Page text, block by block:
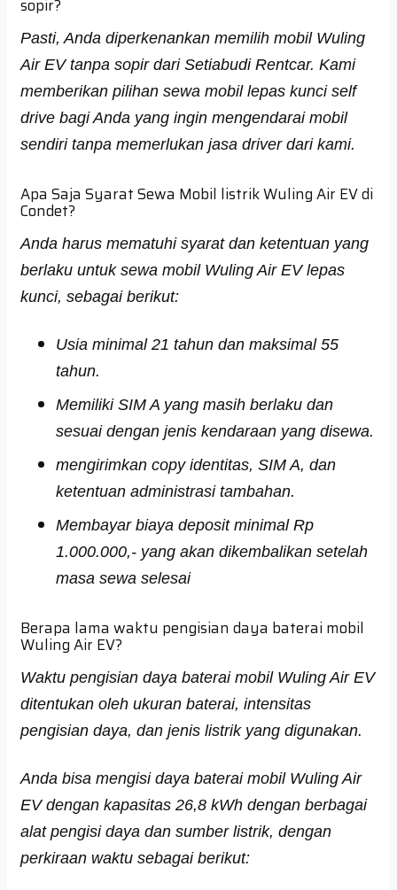
sopir?
Pasti, Anda diperkenankan memilih mobil Wuling
Air EV tanpa sopir dari Setiabudi Rentcar. Kami
memberikan pilihan sewa mobil lepas kunci self
drive bagi Anda yang ingin mengendarai mobil
sendiri tanpa memerlukan jasa driver dari kami.
Apa Saja Syarat Sewa Mobil listrik Wuling Air EV di
Condet?
Anda harus mematuhi syarat dan ketentuan yang
berlaku untuk sewa mobil Wuling Air EV lepas
kunci, sebagai berikut:
Usia minimal 21 tahun dan maksimal 55
tahun.
Memiliki SIM A yang masih berlaku dan
sesuai dengan jenis kendaraan yang disewa.
mengirimkan copy identitas, SIM A, dan
ketentuan administrasi tambahan.
Membayar biaya deposit minimal Rp
1.000.000,- yang akan dikembalikan setelah
masa sewa selesai
Berapa lama waktu pengisian daya baterai mobil
Wuling Air EV?
Waktu pengisian daya baterai mobil Wuling Air EV
ditentukan oleh ukuran baterai, intensitas
pengisian daya, dan jenis listrik yang digunakan.
Anda bisa mengisi daya baterai mobil Wuling Air
EV dengan kapasitas 26,8 kWh dengan berbagai
alat pengisi daya dan sumber listrik, dengan
perkiraan waktu sebagai berikut: